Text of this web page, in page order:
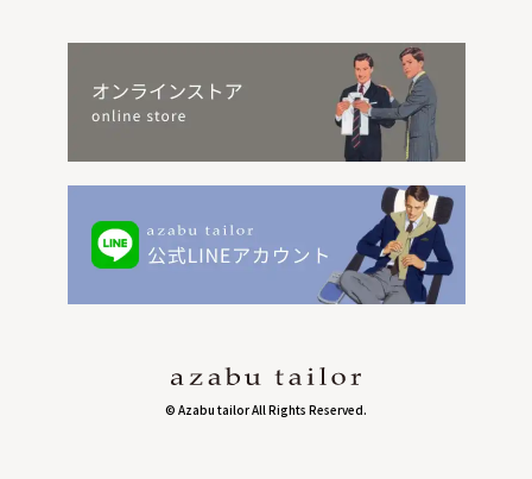
© Azabu tailor All Rights Reserved.